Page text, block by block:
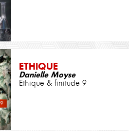
ETHIQUE
Danielle Moyse
Ethique & finitude 9